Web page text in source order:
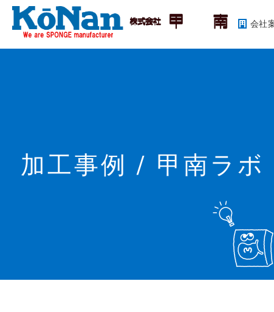
会社
加工事例 / 甲南ラボ